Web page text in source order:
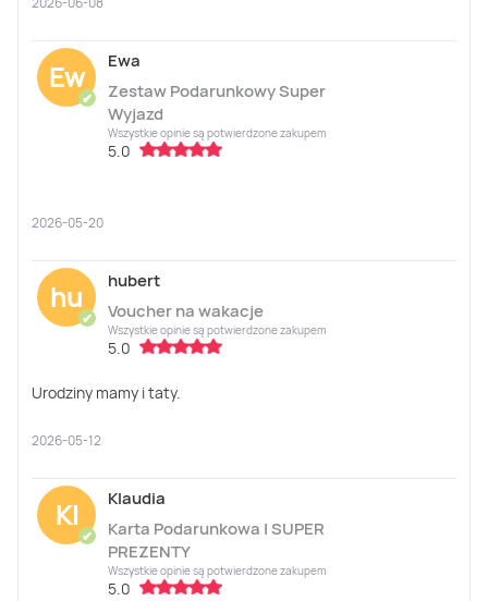
Ew
✔
Ewa
Zestaw Podarunkowy Super
Wyjazd
Wszystkie opinie są potwierdzone zakupem
5.0
2026-05-20
hu
✔
hubert
Voucher na wakacje
Wszystkie opinie są potwierdzone zakupem
5.0
Urodziny mamy i taty.
2026-05-12
Kl
✔
Klaudia
Karta Podarunkowa | SUPER
PREZENTY
Wszystkie opinie są potwierdzone zakupem
5.0